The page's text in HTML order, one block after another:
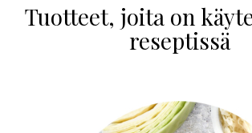
Tuotteet, joita on
reseptissä